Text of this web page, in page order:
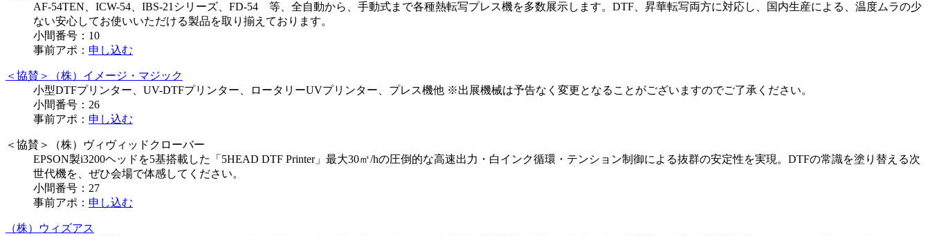
AF-54TEN、ICW-54、IBS-21シリーズ、FD-54 等、全自動から、手動式まで各種熱転写プレス機を多数展示します。DTF、昇華転写両方に対応し、国内生産による、温度ムラの少
ない安心してお使いいただける製品を取り揃えております。
小間番号： 10
事前アポ： 申し込む
＜協賛＞（株）イメージ・マジック
小型DTFプリンター、UV-DTFプリンター、ロータリーUVプリンター、プレス機他 ※出展機械は予告なく変更となることがございますのでご了承ください。
小間番号： 26
事前アポ： 申し込む
＜協賛＞（株）ヴィヴィッドクローバー
EPSON製i3200ヘッドを5基搭載した「5HEAD DTF Printer」最大30㎡/hの圧倒的な高速出力・白インク循環・テンション制御による抜群の安定性を実現。DTFの常識を塗り替える次
世代機を、ぜひ会場で体感してください。
小間番号： 27
事前アポ： 申し込む
（株）ウィズアス